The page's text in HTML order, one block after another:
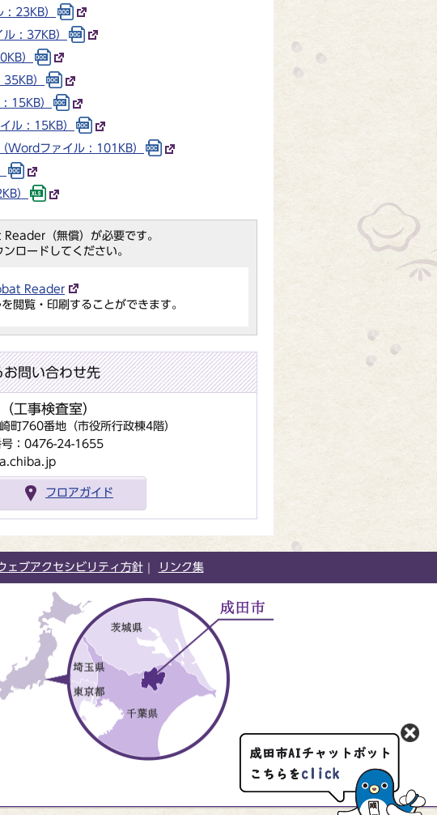
: 23KB）
: 37KB）
）
）
15KB）
ル : 15KB）
Wordファイル : 101KB）
）
（無償）が必要です。
ロードしてください。
Reader
閲覧・印刷することができます。
問い合わせ先
工事検査室）
町760番地（市役所行政棟4階）
号：0476-24-1655
フロアガイド
ェブアクセシビリティ方針 リンク集